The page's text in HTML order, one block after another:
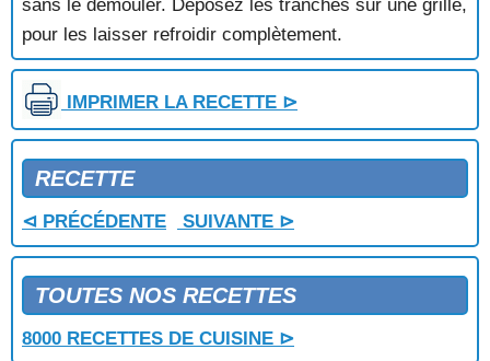
CAFE LIEGEOIS
CAKE
CAKE A L'ANIS
CAKE A L'ORANGE
CAKE A L'ORANGE ET AU YAOURT
CAKE AU CHOCOLAT
CAKE AU CITRON
CAKE AUX FRUITS
CAKE AUX NOIX ET AUX PRUNEAUX
CAKE DU CALVADOS
CAKE DUNDEE
CAKE ECOSSAIS
CAKE GLACE
sans le démouler. Déposez les tranches sur une grille,
pour les laisser refroidir complètement.
IMPRIMER LA RECETTE ⊳
RECETTE
⊲ PRÉCÉDENTE SUIVANTE ⊳
TOUTES NOS RECETTES
8000 RECETTES DE CUISINE ⊳